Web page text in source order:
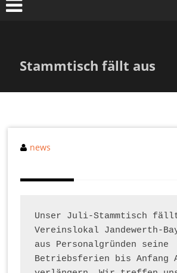
Stammtisch fällt aus
news
Unser Juli-Stammtisch
Vereinslokal Jandewerth-
aus Personalgründen seine
Betriebsferien bis Anfang